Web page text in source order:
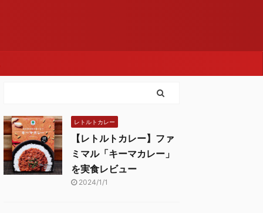
レトルトカレー
【レトルトカレー】ファ
ミマル「キーマカレー」
を実食レビュー
2024/1/1